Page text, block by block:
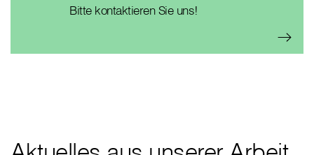
Bitte kontaktieren Sie uns!